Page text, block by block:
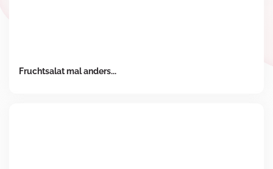
Fruchtsalat mal anders...